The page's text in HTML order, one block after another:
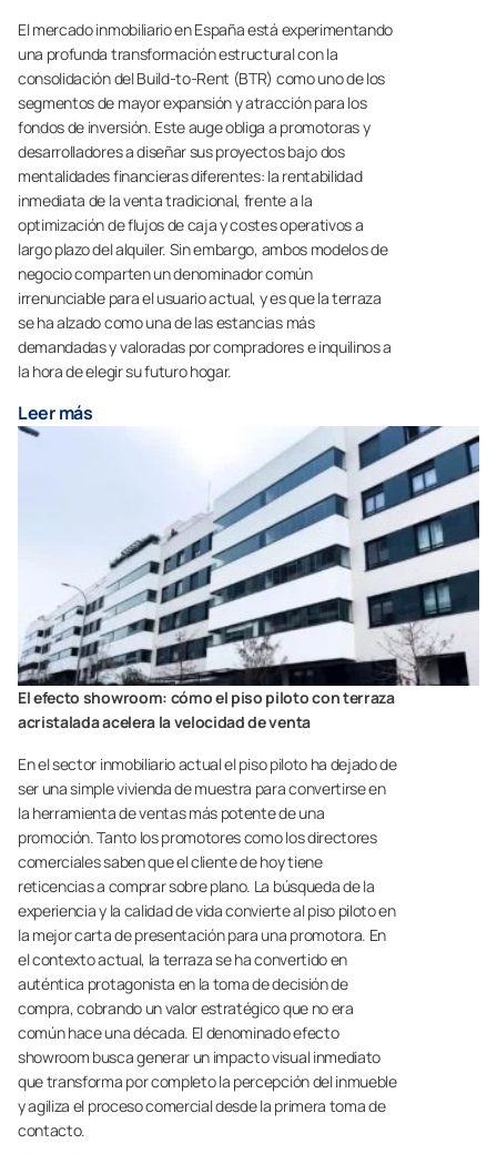
El mercado inmobiliario en España está experimentando
una profunda transformación estructural con la
consolidación del Build-to-Rent (BTR) como uno de los
segmentos de mayor expansión y atracción para los
fondos de inversión. Este auge obliga a promotoras y
desarrolladores a diseñar sus proyectos bajo dos
mentalidades financieras diferentes: la rentabilidad
inmediata de la venta tradicional, frente a la
optimización de flujos de caja y costes operativos a
largo plazo del alquiler. Sin embargo, ambos modelos de
negocio comparten un denominador común
irrenunciable para el usuario actual, y es que la terraza
se ha alzado como una de las estancias más
demandadas y valoradas por compradores e inquilinos a
la hora de elegir su futuro hogar.
Leer más
El efecto showroom: cómo el piso piloto con terraza
acristalada acelera la velocidad de venta
En el sector inmobiliario actual el piso piloto ha dejado de
ser una simple vivienda de muestra para convertirse en
la herramienta de ventas más potente de una
promoción. Tanto los promotores como los directores
comerciales saben que el cliente de hoy tiene
reticencias a comprar sobre plano. La búsqueda de la
experiencia y la calidad de vida convierte al piso piloto en
la mejor carta de presentación para una promotora. En
el contexto actual, la terraza se ha convertido en
auténtica protagonista en la toma de decisión de
compra, cobrando un valor estratégico que no era
común hace una década. El denominado efecto
showroom busca generar un impacto visual inmediato
que transforma por completo la percepción del inmueble
y agiliza el proceso comercial desde la primera toma de
contacto.